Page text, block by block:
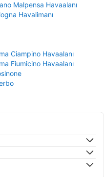
Malpensa Havaalanı
Havalimanı
Ciampino Havaalanı
Fiumicino Havaalanı